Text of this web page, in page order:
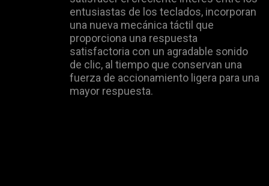
entusiastas de los teclados, incorporan
una nueva mecánica táctil que
proporciona una respuesta
satisfactoria con un agradable sonido
de clic, al tiempo que conservan una
fuerza de accionamiento ligera para una
mayor respuesta.